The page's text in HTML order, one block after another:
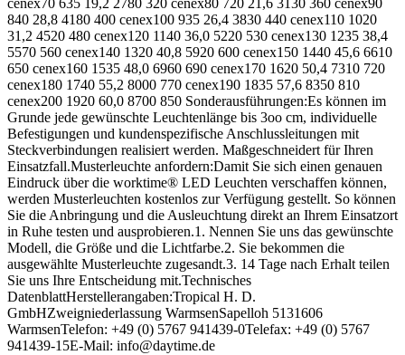
cenex70 635 19,2 2780 320 cenex80 720 21,6 3130 360 cenex90
840 28,8 4180 400 cenex100 935 26,4 3830 440 cenex110 1020
31,2 4520 480 cenex120 1140 36,0 5220 530 cenex130 1235 38,4
5570 560 cenex140 1320 40,8 5920 600 cenex150 1440 45,6 6610
650 cenex160 1535 48,0 6960 690 cenex170 1620 50,4 7310 720
cenex180 1740 55,2 8000 770 cenex190 1835 57,6 8350 810
cenex200 1920 60,0 8700 850 Sonderausführungen:Es können im
Grunde jede gewünschte Leuchtenlänge bis 3oo cm, individuelle
Befestigungen und kundenspezifische Anschlussleitungen mit
Steckverbindungen realisiert werden. Maßgeschneidert für Ihren
Einsatzfall.Musterleuchte anfordern:Damit Sie sich einen genauen
Eindruck über die worktime® LED Leuchten verschaffen können,
werden Musterleuchten kostenlos zur Verfügung gestellt. So können
Sie die Anbringung und die Ausleuchtung direkt an Ihrem Einsatzort
in Ruhe testen und ausprobieren.1. Nennen Sie uns das gewünschte
Modell, die Größe und die Lichtfarbe.2. Sie bekommen die
ausgewählte Musterleuchte zugesandt.3. 14 Tage nach Erhalt teilen
Sie uns Ihre Entscheidung mit.Technisches
DatenblattHerstellerangaben:Tropical H. D.
GmbHZweigniederlassung WarmsenSapelloh 5131606
WarmsenTelefon: +49 (0) 5767 941439-0Telefax: +49 (0) 5767
941439-15E-Mail: info@daytime.de